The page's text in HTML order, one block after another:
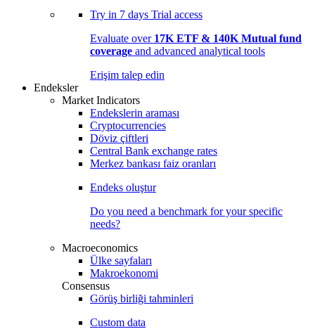
Try in 7 days Trial access
Evaluate over 17K ETF & 140K Mutual fund
coverage and advanced analytical tools
Erişim talep edin
Endeksler
Market Indicators
Endekslerin araması
Cryptocurrencies
Döviz çiftleri
Central Bank exchange rates
Merkez bankası faiz oranları
Endeks oluştur
Do you need a benchmark for your specific
needs?
Macroeconomics
Ülke sayfaları
Makroekonomi
Consensus
Görüş birliği tahminleri
Custom data